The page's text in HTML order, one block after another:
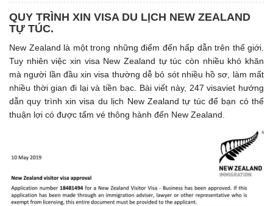
QUY TRÌNH XIN VISA DU LỊCH NEW ZEALAND
TỰ TÚC.
New Zealand là một trong những điểm đến hấp dẫn trên thế giới.
Tuy nhiên việc xin visa New Zealand tự túc còn nhiều khó khăn
mà người lần đầu xin visa thường dễ bỏ sót nhiều hồ sơ, làm mất
nhiều thời gian đi lại và tiền bạc. Bài viết này, 247 visaviet hướng
dẫn quy trình xin visa du lịch New Zealand tự túc để bạn có thể
thuận lợi có được tấm vé thông hành đến New Zealand.